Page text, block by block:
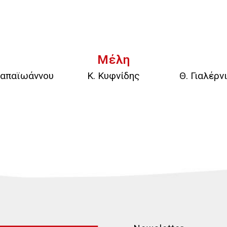
Μέλη
Κ. Κυφνίδης Θ.